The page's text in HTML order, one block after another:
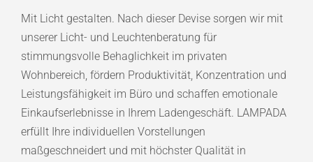
Mit Licht gestalten. Nach dieser Devise sorgen wir mit
unserer Licht- und Leuchtenberatung für
stimmungsvolle Behaglichkeit im privaten
Wohnbereich, fördern Produktivität, Konzentration und
Leistungsfähigkeit im Büro und schaffen emotionale
Einkaufserlebnisse in Ihrem Ladengeschäft. LAMPADA
erfüllt Ihre individuellen Vorstellungen
maßgeschneidert und mit höchster Qualität in